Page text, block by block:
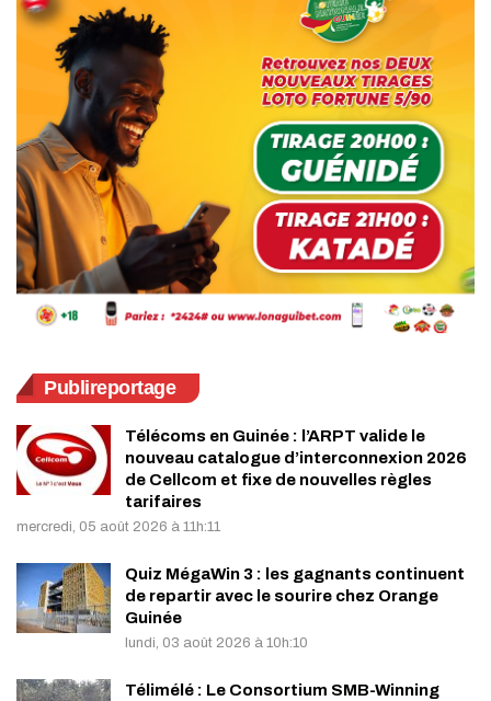
Publireportage
Télécoms en Guinée : l’ARPT valide le
nouveau catalogue d’interconnexion 2026
de Cellcom et fixe de nouvelles règles
tarifaires
mercredi, 05 août 2026 à 11h:11
Quiz MégaWin 3 : les gagnants continuent
de repartir avec le sourire chez Orange
Guinée
lundi, 03 août 2026 à 10h:10
Télimélé : Le Consortium SMB-Winning